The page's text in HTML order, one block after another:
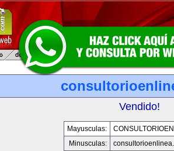
Vendido!
Mayusculas:
Minusculas: